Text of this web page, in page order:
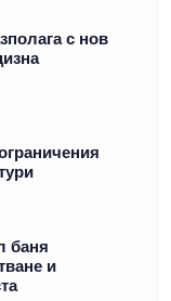
с нов
баня
и